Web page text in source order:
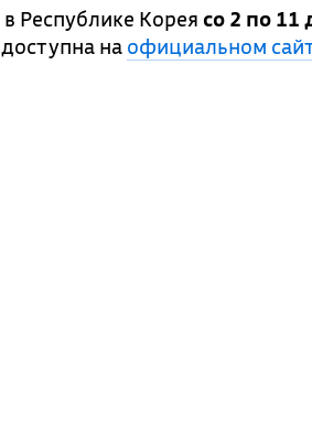
Республике Корея со 2 по 11
на официальном